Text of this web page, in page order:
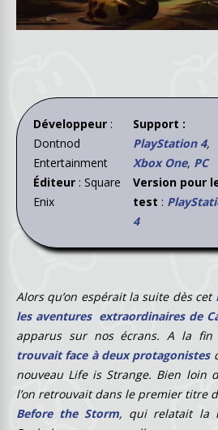
Développeur :
Dontnod
Entertainment
Éditeur : Square
Enix
Support :
PlayStation 4,
Xbox One, PC
Version pour
test :
4
Alors qu’on espérait la suite dès cet
les aventures extraordinaires de
apparus sur nos écrans. A la fin
trouvait face à deux protagonistes
nouveau Life is Strange. Bien loin
l’on retrouvait dans le premier titre
Before the Storm, qui relatait la